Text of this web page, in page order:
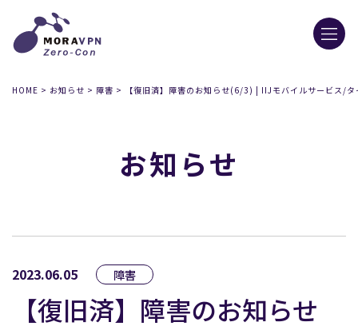
HOME > お知らせ > 障害 > 【復旧済】障害のお知らせ(6/3) | IIJモバイルサービス/タ
お知らせ
2023.06.05 障害
【復旧済】障害のお知らせ